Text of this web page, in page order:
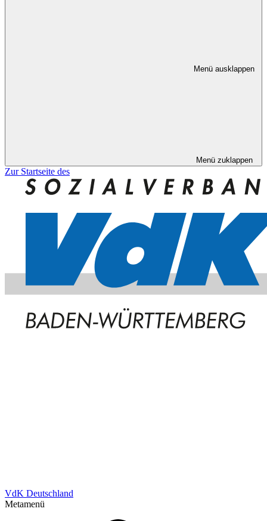
Menü ausklappen
Menü zuklappen
Zur Startseite des
VdK Deutschland
Metamenü